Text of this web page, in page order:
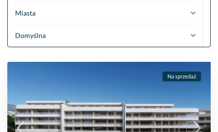
Miasta
Domyślna
Na sprzedaż